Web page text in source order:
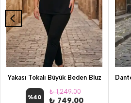
Yakası Tokalı Büyük Beden Bluz
%40
₺ 1,249.00
₺ 749.00